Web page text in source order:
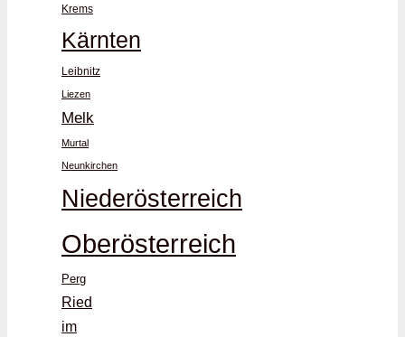
Krems
Kärnten
Leibnitz
Liezen
Melk
Murtal
Neunkirchen
Niederösterreich
Oberösterreich
Perg
Ried
im